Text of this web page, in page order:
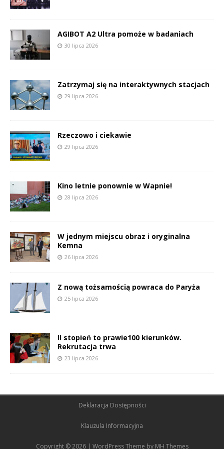
AGIBOT A2 Ultra pomoże w badaniach
30 lipca 2026
Zatrzymaj się na interaktywnych stacjach
29 lipca 2026
Rzeczowo i ciekawie
29 lipca 2026
Kino letnie ponownie w Wapnie!
28 lipca 2026
W jednym miejscu obraz i oryginalna
Kemna
26 lipca 2026
Z nową tożsamością powraca do Paryża
25 lipca 2026
II stopień to prawie100 kierunków.
Rekrutacja trwa
23 lipca 2026
Deklaracja Dostępności
Klauzula Informacyjna
Copyright © 2026 | WordPress Theme by MH Themes